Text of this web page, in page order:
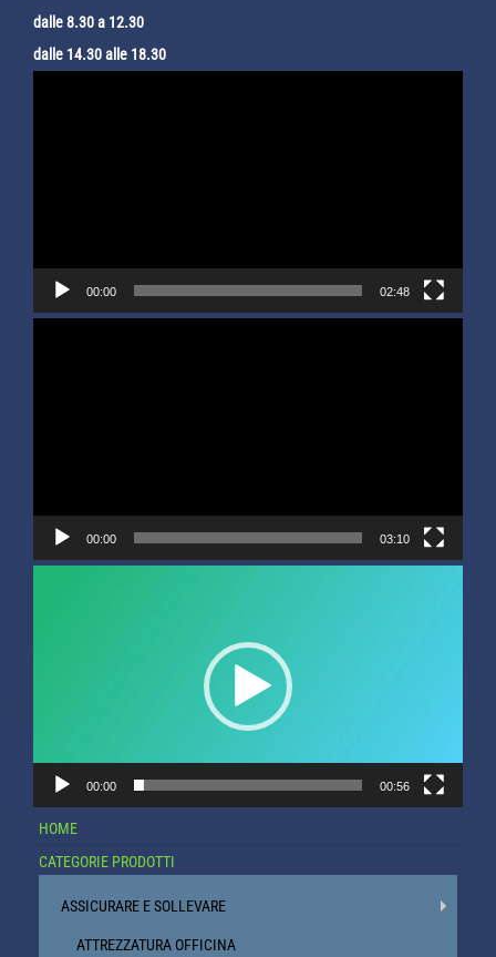
dalle 8.30 a 12.30
dalle 14.30 alle 18.30
00:00 02:48
00:00 03:10
00:00 00:56
HOME
CATEGORIE PRODOTTI
ASSICURARE E SOLLEVARE
ATTREZZATURA OFFICINA